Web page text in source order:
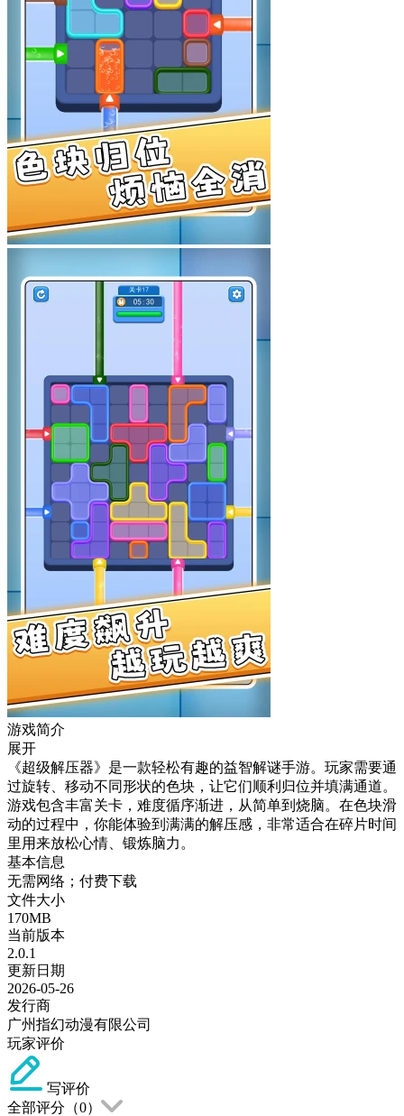
游戏简介
展开
《超级解压器》是一款轻松有趣的益智解谜手游。玩家需要通
过旋转、移动不同形状的色块，让它们顺利归位并填满通道。
游戏包含丰富关卡，难度循序渐进，从简单到烧脑。在色块滑
动的过程中，你能体验到满满的解压感，非常适合在碎片时间
里用来放松心情、锻炼脑力。
基本信息
无需网络；付费下载
文件大小
170MB
当前版本
2.0.1
更新日期
2026-05-26
发行商
广州指幻动漫有限公司
玩家评价
写评价
全部评分（0）